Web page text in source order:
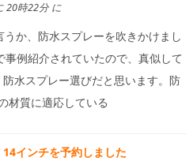
20時22分 に
うか、防水スプレーを吹きかけまし
事例紹介されていたので、真似して
水スプレー選びだと思います。防
材質に適応している
インチを予約しました